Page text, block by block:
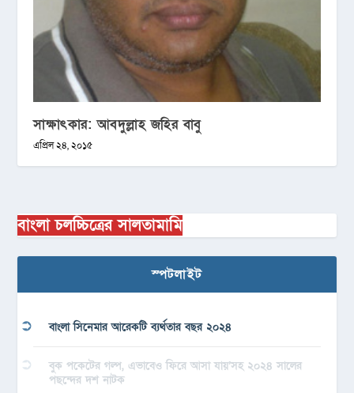
সাক্ষাৎকার: আবদুল্লাহ জহির বাবু
এপ্রিল ২৪, ২০১৫
বাংলা চলচ্চিত্রের সালতামামি
স্পটলাইট
বাংলা সিনেমার আরেকটি ব্যর্থতার বছর ২০২৪
বুক পকেটের গল্প, এভাবেও ফিরে আসা যায়’সহ ২০২৪ সালের
পছন্দের দশ নাটক